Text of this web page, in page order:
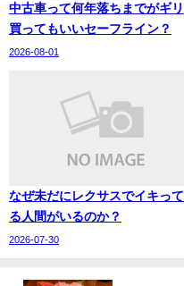
中古車って何年落ちまでがギリ
買ってもいいセーフライン？
2026-08-01
なぜ未だにレクサスでイキって
る人間がいるのか？
2026-07-30